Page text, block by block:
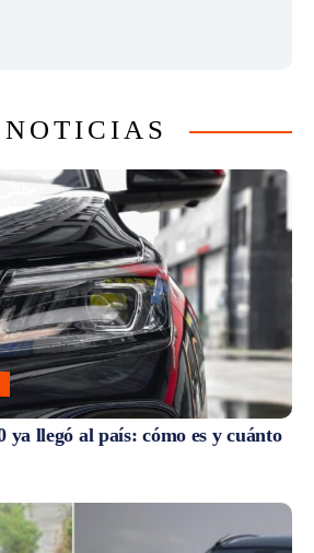
llegó al país: cómo es y cuánto